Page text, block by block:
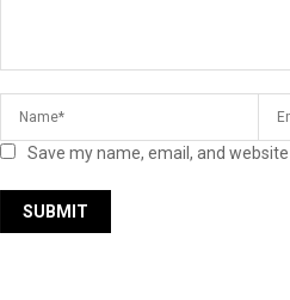
Save my name, email, and